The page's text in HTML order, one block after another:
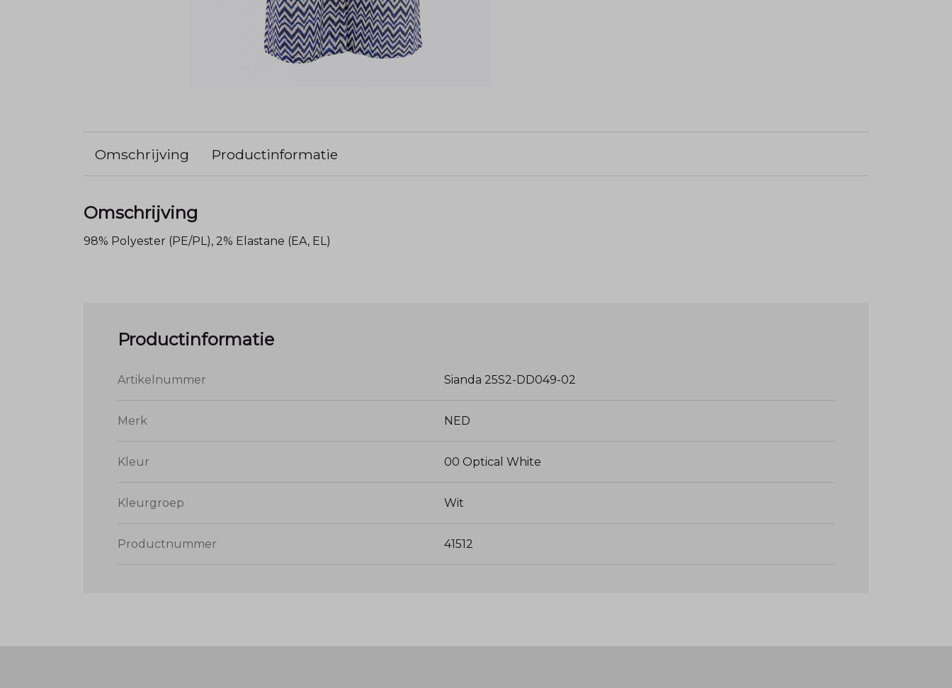
Omschrijving Productinformatie
Omschrijving
98% Polyester (PE/PL), 2% Elastane (EA, EL)
Productinformatie
Artikelnummer Sianda 25S2-DD049-02
Merk NED
Kleur 00 Optical White
Kleurgroep Wit
Productnummer 41512